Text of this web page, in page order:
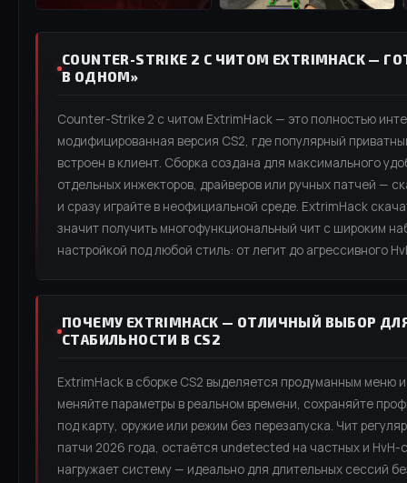
COUNTER-STRIKE 2 С ЧИТОМ EXTRIMHACK —
В ОДНОМ»
Counter-Strike 2 с читом ExtrimHack — это полностью
модифицированная версия CS2, где популярный
встроен в клиент. Сборка создана для максимального
отдельных инжекторов, драйверов или ручных патчей —
и сразу играйте в неофициальной среде. ExtrimHack
значит получить многофункциональный чит с широким
настройкой под любой стиль: от легит до агрессивного
ПОЧЕМУ EXTRIMHACK — ОТЛИЧНЫЙ ВЫБОР
СТАБИЛЬНОСТИ В CS2
ExtrimHack в сборке CS2 выделяется продуманным меню
меняйте параметры в реальном времени, сохраняйте
под карту, оружие или режим без перезапуска. Чит
патчи 2026 года, остаётся undetected на частных и HvH-
нагружает систему — идеально для длительных сессий